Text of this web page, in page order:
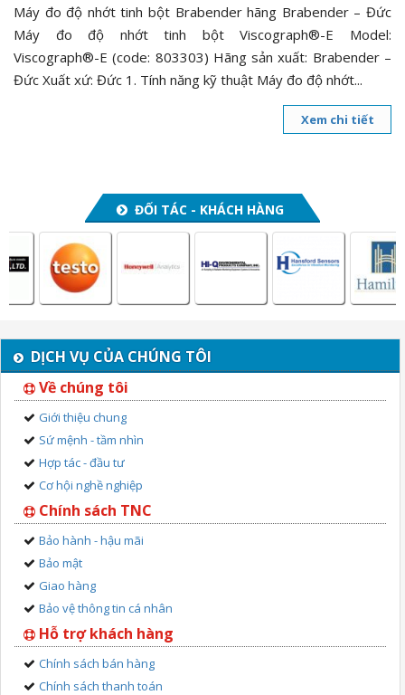
o
n
Máy đo độ nhớt tinh bột Brabender hãng Brabender – Đức
Máy đo độ nhớt tinh bột Viscograph®-E Model:
Viscograph®-E (code: 803303) Hãng sản xuất: Brabender –
Đức Xuất xứ: Đức 1. Tính năng kỹ thuật Máy đo độ nhớt...
Xem chi tiết
ĐỐI TÁC - KHÁCH HÀNG
DỊCH VỤ CỦA CHÚNG TÔI
Về chúng tôi
Giới thiệu chung
Sứ mệnh - tầm nhìn
Hợp tác - đầu tư
Cơ hội nghề nghiệp
Chính sách TNC
Bảo hành - hậu mãi
Bảo mật
Giao hàng
Bảo vệ thông tin cá nhân
Hỗ trợ khách hàng
Chính sách bán hàng
Chính sách thanh toán